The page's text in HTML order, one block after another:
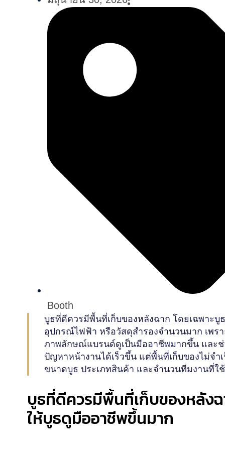
Booth
บูธที่ดีควรมีพื้นที่เก็บของหลังฉาก โดยเฉพาะบู
อุปกรณ์ไฟฟ้า หรือวัสดุสำรองจำนวนมาก เพร
ภาพลักษณ์แบรนด์ดูเป็นมืออาชีพมากขึ้น และ
ปัญหาหน้างานได้เร็วขึ้น แต่พื้นที่เก็บของไม่จ
ขนาดบูธ ประเภทสินค้า และจำนวนทีมงานที่ใ
บูธที่ดีควรมีพื้นที่เก็บของหลัง
ให้บูธดูมืออาชีพขึ้นมาก